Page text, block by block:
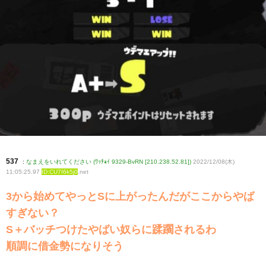
537 : なまえをいれてください (ﾜｯﾁｮｲ 9329-BvRN [210.238.52.81]) 2022/12/08(木)
11:05:25.97 ID:CU7I6k5j0 .net
3から始めてやっとSに上がったんだがここからやば
すぎない？
S＋バッチつけたやばい奴らに蹂躙されるわ
順調に借金勢になりそう